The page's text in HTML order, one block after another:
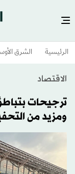
الرئيسية الشرق
الاقتصاد
ترجيحات
ومزيد من